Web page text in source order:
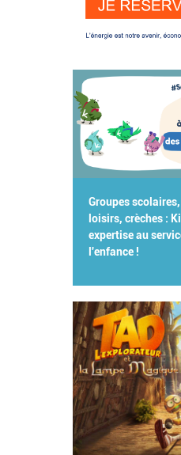
Groupes
loisirs, crèches :
expertise au
l'enfance !